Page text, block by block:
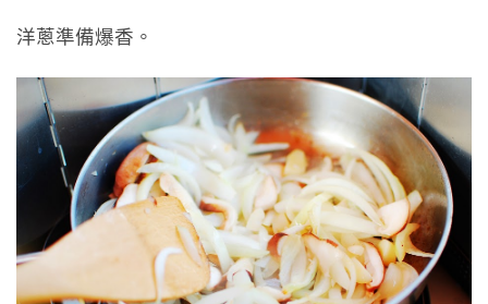
洋蔥準備爆香。